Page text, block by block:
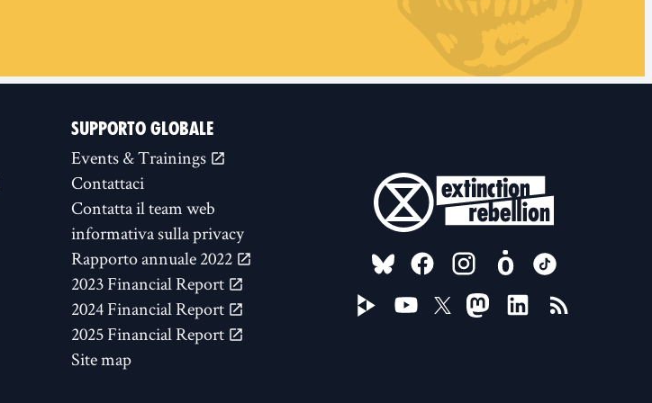
SUPPORTO GLOBALE
Events & Trainings
Contattaci
Contatta il team web
informativa sulla privacy
Rapporto annuale 2022
2023 Financial Report
2024 Financial Report
2025 Financial Report
Site map
FOLLOW US ON